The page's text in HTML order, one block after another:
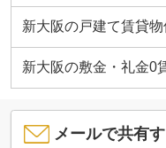
新大阪の戸建て賃貸
新大阪の敷金・礼金0
メールで共有